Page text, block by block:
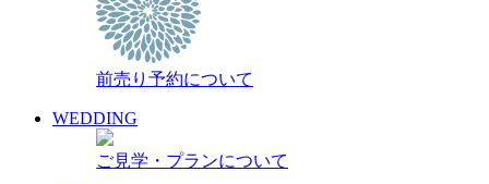
前売り予約について
WEDDING
ご見学・プランについて